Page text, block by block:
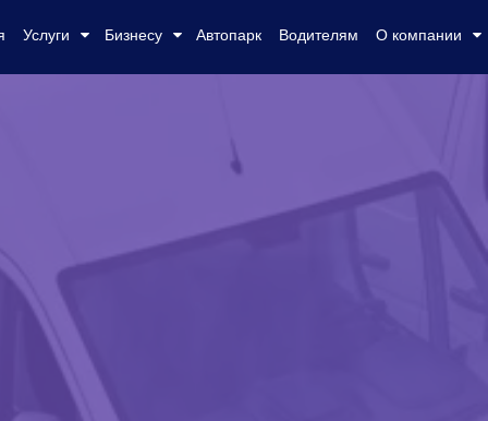
Услуги Бизнесу Автопарк Водителям О компании